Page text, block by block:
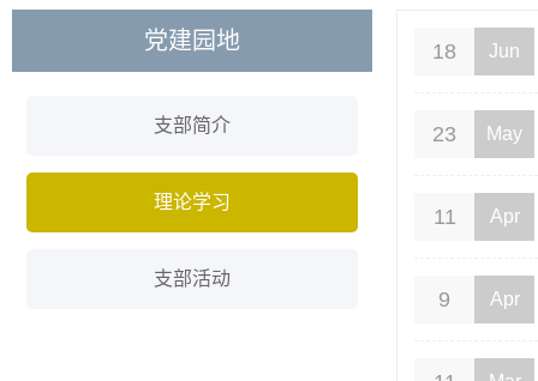
党建园地
支部简介
理论学习
支部活动
18 Jun
23 May
11 Apr
9 Apr